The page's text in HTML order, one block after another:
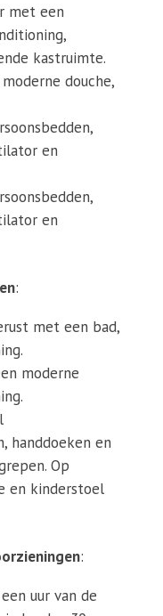
met een
kastruimte.
douche,
en
en
:
met een bad,
moderne
handdoeken en
Op
en kinderstoel
:
uur van de